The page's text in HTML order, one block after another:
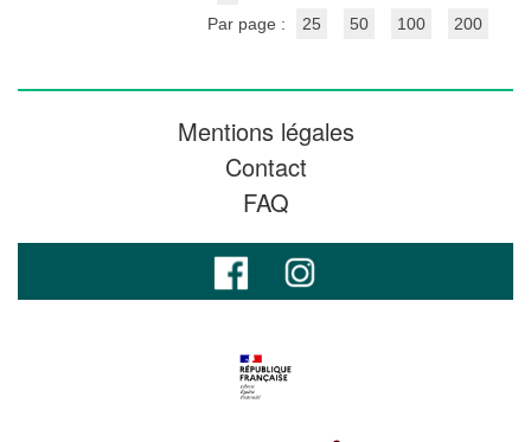
Par page :
25 50 100 200
Mentions légales
Contact
FAQ